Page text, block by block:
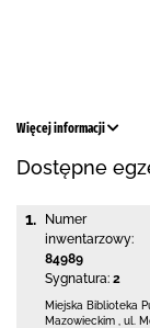
Więcej informacji
Dostępne
1.
Numer
inwentarzowy:
84989
Sygnatura: 2
Miejska Biblioteka
Mazowieckim
ul.